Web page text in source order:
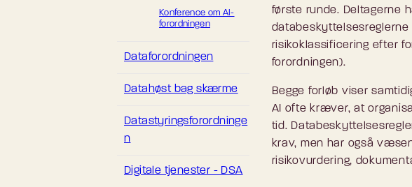
Konference om AI-
forordningen
Dataforordningen
Datahøst bag skærme
Datastyringsforordninge
n
Digitale tjenester - DSA
første runde. Deltagerne
risikoklassificering efter
forordningen).
Begge forløb viser
AI ofte kræver, at
tid.
krav, men har også
risikovurdering,